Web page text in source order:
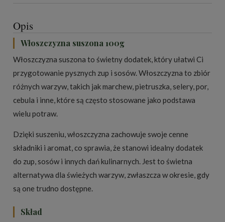
Opis
Włoszczyzna suszona 100g
Włoszczyzna suszona to świetny dodatek, który ułatwi Ci
przygotowanie pysznych zup i sosów. Włoszczyzna to zbiór
różnych warzyw, takich jak marchew, pietruszka, selery, por,
cebula i inne, które są często stosowane jako podstawa
wielu potraw.
Dzięki suszeniu, włoszczyzna zachowuje swoje cenne
składniki i aromat, co sprawia, że stanowi idealny dodatek
do zup, sosów i innych dań kulinarnych. Jest to świetna
alternatywa dla świeżych warzyw, zwłaszcza w okresie, gdy
są one trudno dostępne.
Skład